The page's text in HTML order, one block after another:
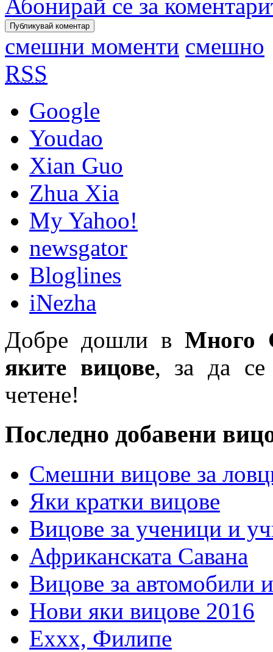
Абонирай се за
смешни моменти смешно
RSS
Google
Youdao
Xian Guo
Zhua Xia
My Yahoo!
newsgator
Bloglines
iNezha
Добре дошли в Много
яките вицове, за да се
четене!
Последно добавени
Смешни вицове за
Яки кратки вицове
Вицове за ученици и
Африканската Савана
Вицове за автомобили
Нови яки вицове 2016
Еххх, Филипе